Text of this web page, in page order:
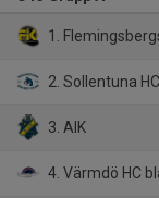
1.
2. Sollentuna
3. AIK
4. Värmdö HC